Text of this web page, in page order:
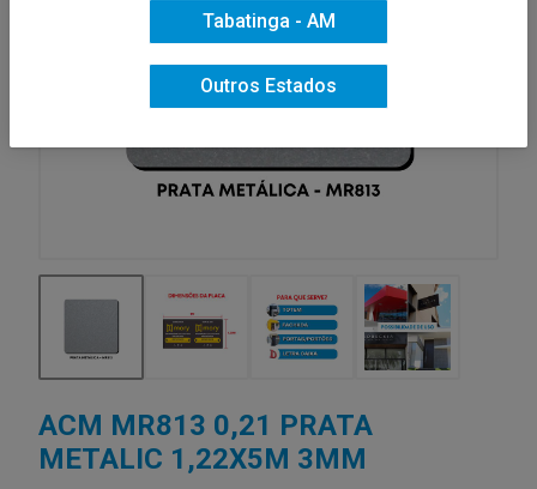
ACM MR813 0,21 PRATA
METALIC 1,22X5M 3MM
Tabatinga - AM
Outros Estados